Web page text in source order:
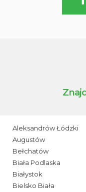
Aleksandrów Łódzki
Augustów
Bełchatów
Biała Podlaska
Białystok
Bielsko Biała